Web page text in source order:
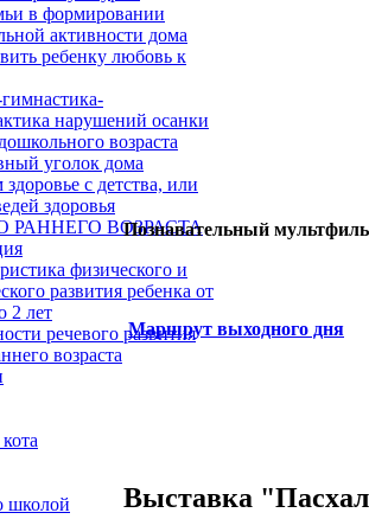
в формировании
активности дома
ребенку любовь к
нарушений осанки
возраста
уголок дома
с детства, или
здоровья
РАННЕГО ВОЗРАСТА
физического и
развития ребенка от
2 лет
речевого развития
возраста
школой
Познавательный
Маршрут выходного дня
Выставка